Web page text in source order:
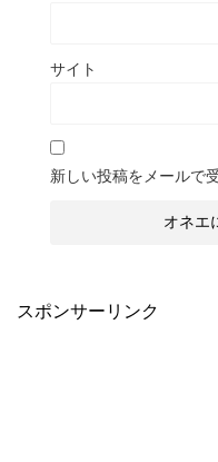
サイト
新しい投稿をメールで
スポンサーリンク